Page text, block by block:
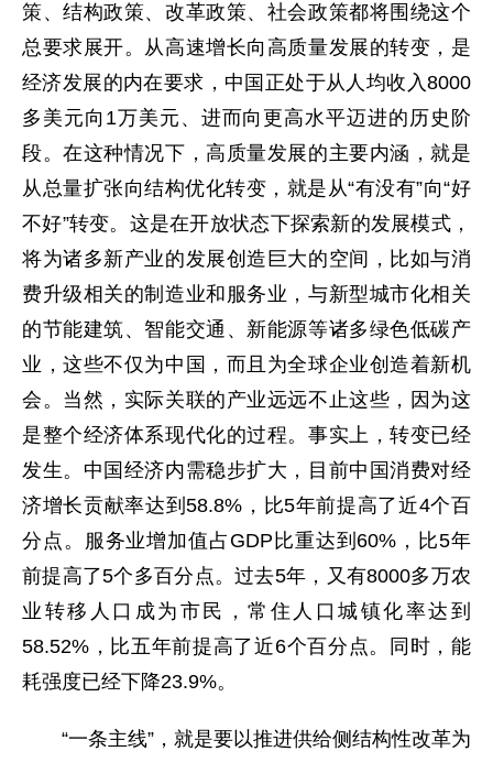
策、结构政策、改革政策、社会政策都将围绕这个
总要求展开。从高速增长向高质量发展的转变，是
经济发展的内在要求，中国正处于从人均收入8000
多美元向1万美元、进而向更高水平迈进的历史阶
段。在这种情况下，高质量发展的主要内涵，就是
从总量扩张向结构优化转变，就是从“有没有”向“好
不好”转变。这是在开放状态下探索新的发展模式，
将为诸多新产业的发展创造巨大的空间，比如与消
费升级相关的制造业和服务业，与新型城市化相关
的节能建筑、智能交通、新能源等诸多绿色低碳产
业，这些不仅为中国，而且为全球企业创造着新机
会。当然，实际关联的产业远远不止这些，因为这
是整个经济体系现代化的过程。事实上，转变已经
发生。中国经济内需稳步扩大，目前中国消费对经
济增长贡献率达到58.8%，比5年前提高了近4个百
分点。服务业增加值占GDP比重达到60%，比5年
前提高了5个多百分点。过去5年，又有8000多万农
业转移人口成为市民，常住人口城镇化率达到
58.52%，比五年前提高了近6个百分点。同时，能
耗强度已经下降23.9%。
“一条主线”，就是要以推进供给侧结构性改革为